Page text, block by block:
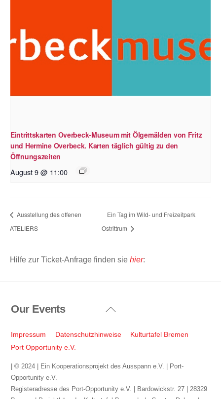
Eintrittskarten Overbeck-Museum mit Ölgemälden von Fritz
und Hermine Overbeck. Karten täglich gültig zu den
Öffnungszeiten
August 9 @ 11:00
Ausstellung des offenen
ATELIERS
Ein Tag im Wild- und Freizeitpark
Ostrittrum
Hilfe zur Ticket-Anfrage finden sie hier:
Back
Top
Our Events
Impressum Datenschutzhinweise
Kulturtafel Bremen
Port Opportunity e.V.
| © 2024 | Ein Kooperationsprojekt des Ausspann e.V. | Port-
Opportunity e.V.
Registeradresse des Port-Opportunity e.V. | Bardowickstr. 27 | 28329